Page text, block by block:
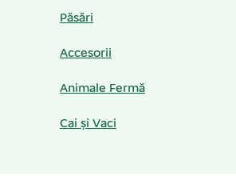
Păsări
Accesorii
Animale Fermă
Cai și Vaci